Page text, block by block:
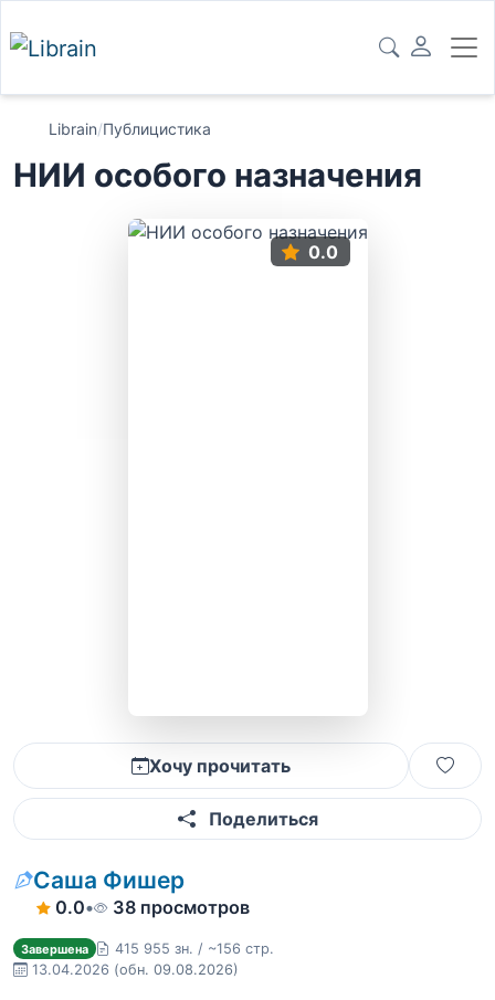
Librain/Публицистика
НИИ особого назначения
0.0
Хочу прочитать
Поделиться
Саша Фишер
0.0• 38 просмотров
Завершена
415 955 зн. / ~156 стр.
13.04.2026 (обн. 09.08.2026)